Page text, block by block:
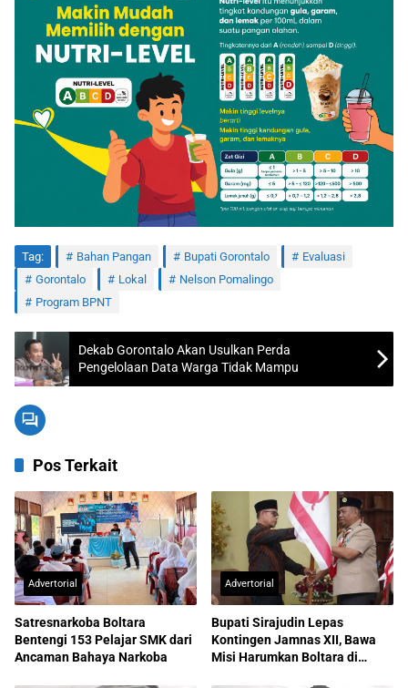
Tag: Bahan Pangan Bupati Gorontalo
Evaluasi
Gorontalo
Lokal
Nelson Pomalingo
Program BPNT
Dekab Gorontalo Akan Usulkan Perda
Pengelolaan Data Warga Tidak Mampu
Pos Terkait
Advertorial
Satresnarkoba Boltara
Bentengi 153 Pelajar SMK dari
Ancaman Bahaya Narkoba
Advertorial
Bupati Sirajudin Lepas
Kontingen Jamnas XII, Bawa
Misi Harumkan Boltara di